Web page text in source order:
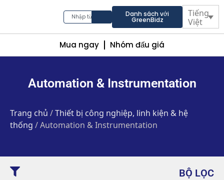
Danh sách với
GreenBidz
Tiếng
Việt
Mua ngay Nhóm đấu giá
Automation & Instrumentation
Trang chủ /Thiết bị công nghiệp, linh kiện & hệ
thống / Automation & Instrumentation
BỘ LỌC